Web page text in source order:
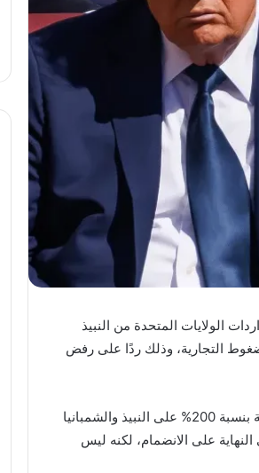
ترامب بفرض رسوم جمركية تصل إلى 200% على واردات الولايات المتحدة من النبيذ
التجارية، وذلك ردًا على رفض
وقال ترامب، في تصريحات للصحفيين بولاية فلوريدا، إنه “سيفرض رسوما جمركية بنسبة 200% على النبيذ والشمبانيا
على الانضمام، لكنه ليس